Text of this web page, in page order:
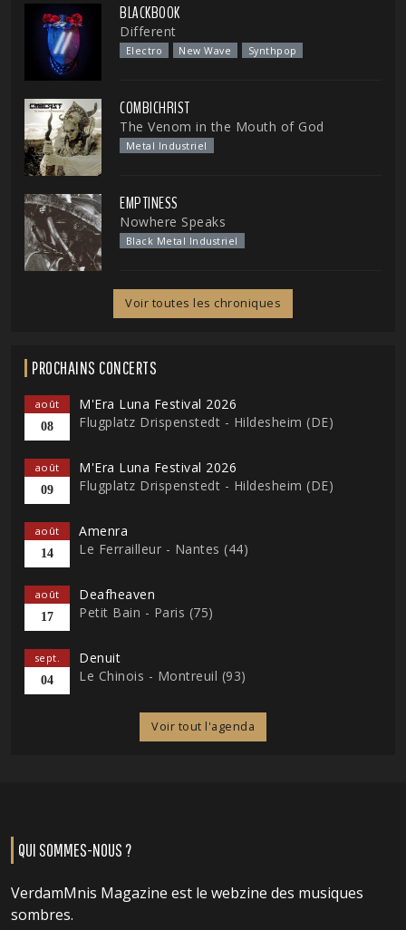
BLACKBOOK
Different
Electro New Wave Synthpop
COMBICHRIST
The Venom in the Mouth of God
Metal Industriel
EMPTINESS
Nowhere Speaks
Black Metal Industriel
Voir toutes les chroniques
PROCHAINS CONCERTS
août
08
M'Era Luna Festival 2026
Flugplatz Drispenstedt - Hildesheim (DE)
août
09
M'Era Luna Festival 2026
Flugplatz Drispenstedt - Hildesheim (DE)
août
14
Amenra
Le Ferrailleur - Nantes (44)
août
17
Deafheaven
Petit Bain - Paris (75)
sept.
04
Denuit
Le Chinois - Montreuil (93)
Voir tout l'agenda
QUI SOMMES-NOUS ?
VerdamMnis Magazine est le webzine des musiques
sombres.